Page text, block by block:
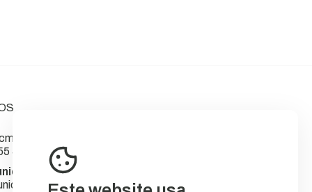
sever.pt
566
de Sever do Vouga